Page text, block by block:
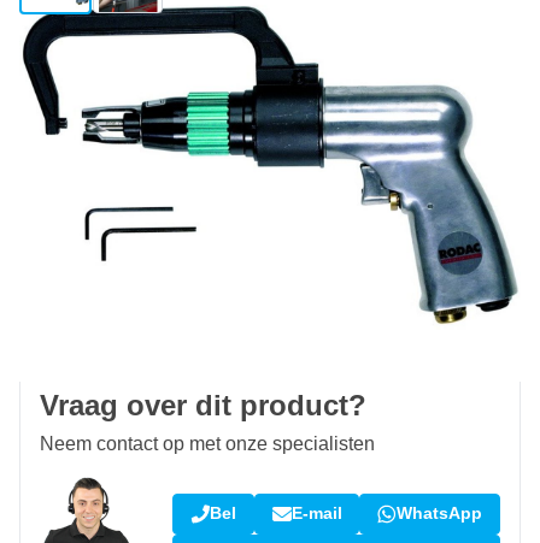
Op voorraad
€ 559,95
incl. BTW
In mijn winkelwagen
Voor 23:59 uur besteld,
Vraag over dit product?
Neem contact op met onze specialisten
Bel E-mail WhatsApp